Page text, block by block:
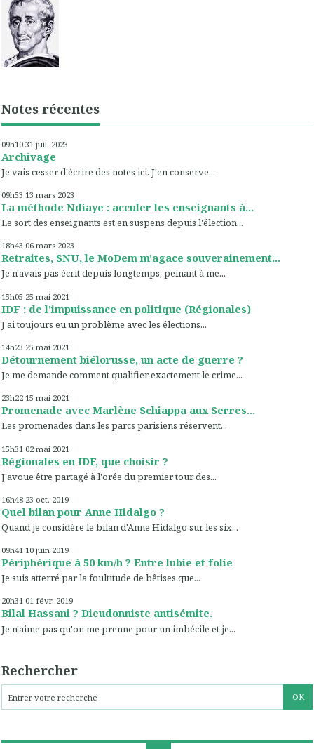
Notes récentes
09h10 31 juil. 2023
Archivage
Je vais cesser d'écrire des notes ici. J'en conserve...
09h53 13 mars 2023
La méthode Ndiaye : acculer les enseignants à...
Le sort des enseignants est en suspens depuis l'élection...
18h43 06 mars 2023
Retraites, SNU, le MoDem m'agace souverainement...
Je n'avais pas écrit depuis longtemps, peinant à me...
15h05 25 mai 2021
IDF : de l'impuissance en politique (Régionales)
J'ai toujours eu un problème avec les élections...
14h23 25 mai 2021
Détournement biélorusse, un acte de guerre ?
Je me demande comment qualifier exactement le crime...
23h22 15 mai 2021
Promenade avec Marlène Schiappa aux Serres...
Les promenades dans les parcs parisiens réservent...
15h31 02 mai 2021
Régionales en IDF, que choisir ?
J'avoue être partagé à l'orée du premier tour des...
16h48 23 oct. 2019
Quel bilan pour Anne Hidalgo ?
Quand je considère le bilan d'Anne Hidalgo sur les six...
09h41 10 juin 2019
Périphérique à 50 km/h ? Entre lubie et folie
Je suis atterré par la foultitude de bêtises que...
20h31 01 févr. 2019
Bilal Hassani ? Dieudonniste antisémite.
Je n'aime pas qu'on me prenne pour un imbécile et je...
Rechercher